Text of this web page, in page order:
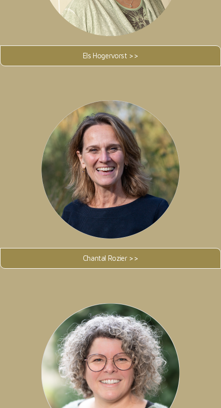
Els Hogervorst >>
Chantal Rozier >>